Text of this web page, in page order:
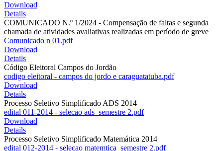
Download
Details
COMUNICADO N.º 1/2024 - Compensação de faltas e segunda
chamada de atividades avaliativas realizadas em período de greve
Comunicado n 01.pdf
Download
Details
Código Eleitoral Campos do Jordão
codigo eleitoral - campos do jordo e caraguatatuba.pdf
Download
Details
Processo Seletivo Simplificado ADS 2014
edital 011-2014 - selecao ads_semestre 2.pdf
Download
Details
Processo Seletivo Simplificado Matemática 2014
edital 012-2014 - selecao matemtica_semestre 2.pdf